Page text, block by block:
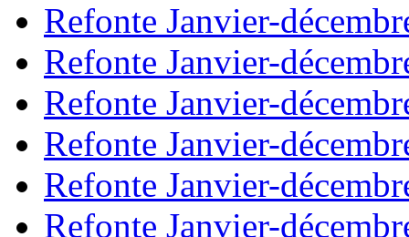
Refonte Janvier-
Refonte Janvier-
Refonte Janvier-
Refonte Janvier-
Refonte Janvier-
Refonte Janvier-